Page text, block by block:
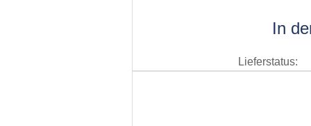
In
Lieferstatus: